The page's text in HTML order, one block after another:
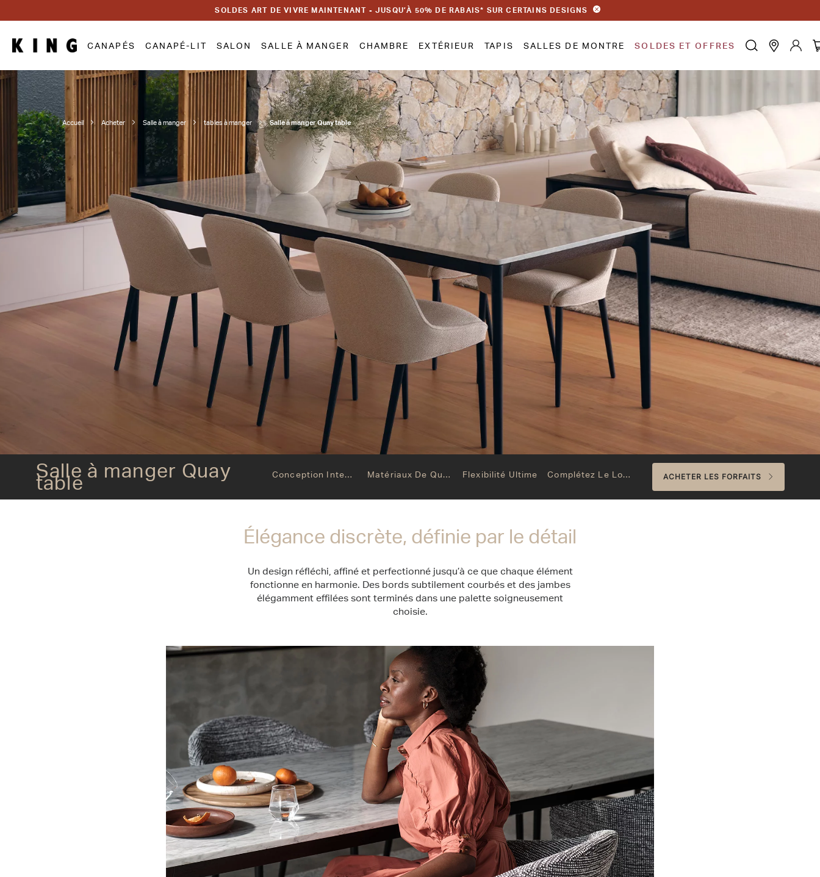
SOLDES ART DE VIVRE MAINTENANT - JUSQU’À 50% DE RABAIS* SUR CERTAINS DESIGNS
CANAPÉS CANAPÉ-LIT SALON SALLE À MANGER CHAMBRE EXTÉRIEUR TAPIS SALLES DE MONTRE SOLDES ET OFFRES
Accueil Acheter Salle à manger tables à manger Salle à manger Quay table
Salle à manger Quay table
Salle à manger Quay
table Conception Intemporel Matériaux De Qualité Supérieure Flexibilité Ultime Complétez Le Look ACHETER LES FORFAITS
Élégance discrète, définie par le détail
Un design réfléchi, affiné et perfectionné jusqu’à ce que chaque élément
fonctionne en harmonie. Des bords subtilement courbés et des jambes
élégamment effilées sont terminés dans une palette soigneusement
choisie.